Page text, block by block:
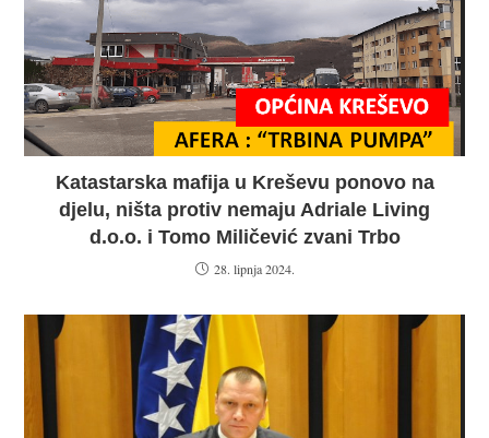
Katastarska mafija u Kreševu ponovo na
djelu, ništa protiv nemaju Adriale Living
d.o.o. i Tomo Miličević zvani Trbo
28. lipnja 2024.